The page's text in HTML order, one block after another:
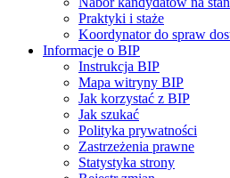
Praktyki i staże
Koordynator do spraw
Informacje o BIP
Instrukcja BIP
Mapa witryny BIP
Jak korzystać z BIP
Jak szukać
Polityka prywatności
Zastrzeżenia prawne
Statystyka strony